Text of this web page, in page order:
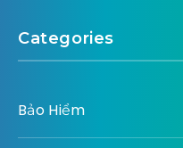
Categories
Bảo Hiểm